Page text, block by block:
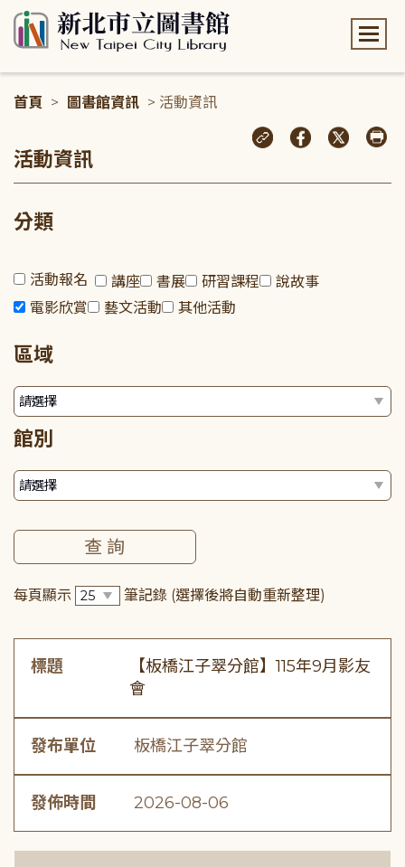
首頁 > 圖書館資訊 > 活動資訊
活動資訊
分類
活動報名 講座 書展 研習課程
說故事
電影欣賞
藝文活動 其他活動
區域
館別
每頁顯示 筆記錄 (選擇後將自動重新整理)
標題
【板橋江子翠分館】115年9月影友
會
發布單位 板橋江子翠分館
發佈時間 2026-08-06